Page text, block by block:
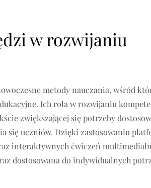
w rozwijaniu
metody nauczania, wśród
Ich rola w rozwijaniu
zwiększającej się potrzeby
się uczniów. Dzięki zastosowaniu
interaktywnych ćwiczeń
dostosowana do indywidualnych